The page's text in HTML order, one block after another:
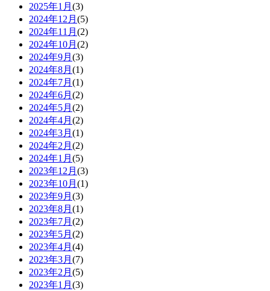
2025年1月 (3)
2024年12月 (5)
2024年11月 (2)
2024年10月 (2)
2024年9月 (3)
2024年8月 (1)
2024年7月 (1)
2024年6月 (2)
2024年5月 (2)
2024年4月 (2)
2024年3月 (1)
2024年2月 (2)
2024年1月 (5)
2023年12月 (3)
2023年10月 (1)
2023年9月 (3)
2023年8月 (1)
2023年7月 (2)
2023年5月 (2)
2023年4月 (4)
2023年3月 (7)
2023年2月 (5)
2023年1月 (3)